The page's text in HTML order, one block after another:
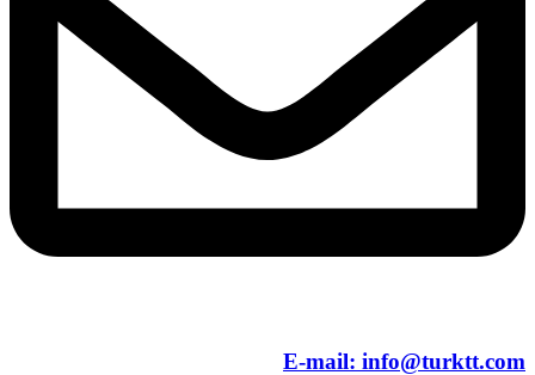
E-mail: info@turktt.com